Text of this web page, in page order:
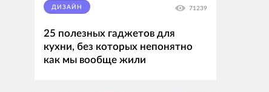
ДИЗАЙН 71239
25 полезных гаджетов для
кухни, без которых непонятно
как мы вообще жили